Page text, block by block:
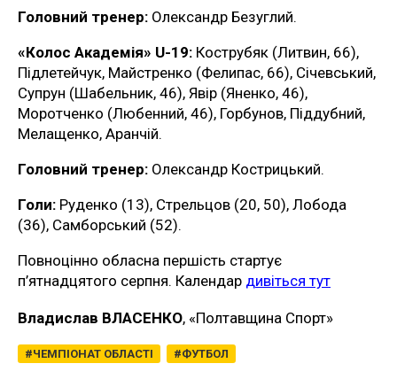
Головний тренер: Олександр Безуглий.
«Колос Академія» U-19: Кострубяк (Литвин, 66),
Підлетейчук, Майстренко (Фелипас, 66), Січевський,
Супрун (Шабельник, 46), Явір (Яненко, 46),
Моротченко (Любенний, 46), Горбунов, Піддубний,
Мелащенко, Аранчій.
Головний тренер: Олександр Кострицький.
Голи: Руденко (13), Стрельцов (20, 50), Лобода
(36), Самборський (52).
Повноцінно обласна першість стартує
п’ятнадцятого серпня. Календар дивіться тут
Владислав ВЛАСЕНКО, «Полтавщина Спорт»
ЧЕМПІОНАТ ОБЛАСТІ ФУТБОЛ